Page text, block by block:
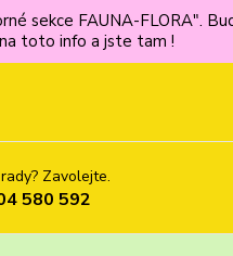
sekce FAUNA-FLORA".
toto info a jste tam !
Zavolejte.
580 592